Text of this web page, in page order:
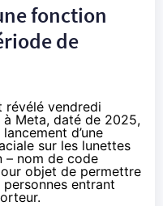
fonction
de
révélé vendredi
à Meta, daté de 2025,
d’une
sur les lunettes
– nom de code
objet de permettre
entrant